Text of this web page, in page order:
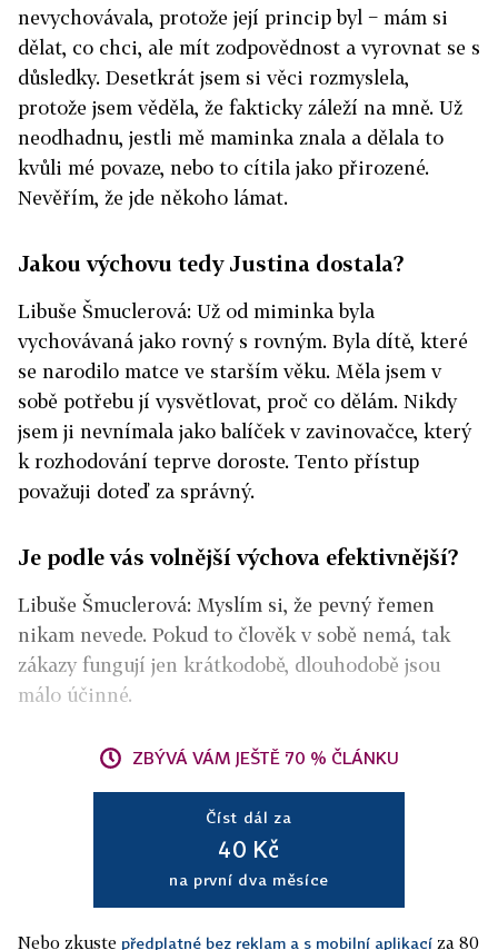
nevychovávala, protože její princip byl − mám si
dělat, co chci, ale mít zodpovědnost a vyrovnat se s
důsledky. Desetkrát jsem si věci rozmyslela,
protože jsem věděla, že fakticky záleží na mně. Už
neodhadnu, jestli mě maminka znala a dělala to
kvůli mé povaze, nebo to cítila jako přirozené.
Nevěřím, že jde někoho lámat.
Jakou výchovu tedy Justina dostala?
Libuše Šmuclerová: Už od miminka byla
vychovávaná jako rovný s rovným. Byla dítě, které
se narodilo matce ve starším věku. Měla jsem v
sobě potřebu jí vysvětlovat, proč co dělám. Nikdy
jsem ji nevnímala jako balíček v zavinovačce, který
k rozhodování teprve doroste. Tento přístup
považuji doteď za správný.
Je podle vás volnější výchova efektivnější?
Libuše Šmuclerová: Myslím si, že pevný řemen
nikam nevede. Pokud to člověk v sobě nemá, tak
zákazy fungují jen krátkodobě, dlouhodobě jsou
málo účinné.
ZBÝVÁ VÁM JEŠTĚ 70 % ČLÁNKU
Číst dál za
40 Kč
na první dva měsíce
Nebo zkuste předplatné bez reklam a s mobilní aplikací za 80